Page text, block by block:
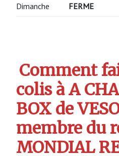
Dimanche FERME
Comment
colis à A
BOX de
membre du
MONDIAL